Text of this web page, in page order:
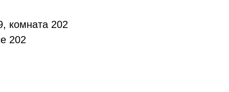
комната 202
202